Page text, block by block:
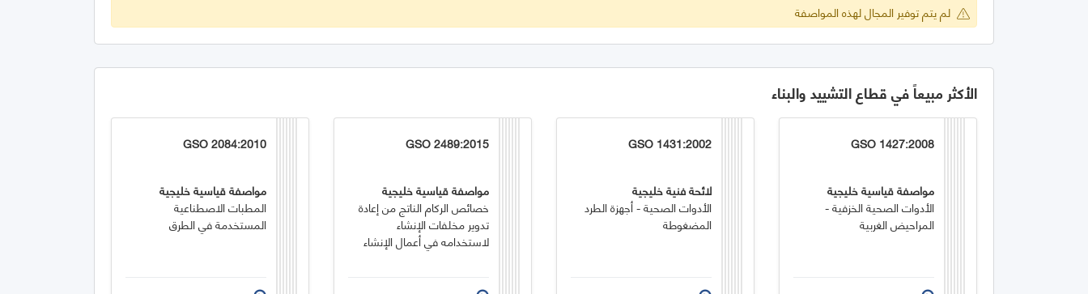
لم يتم توفير المجال لهذه المواصفة
الأكثر مبيعاً في قطاع التشييد والبناء
GSO 1427:2008
مواصفة قياسية خليجية
الأدوات الصحية الخزفية -
المراحيض الغربية
GSO 1431:2002
لائحة فنية خليجية
الأدوات الصحية - أجهزة الطرد
المضغوطة
GSO 2489:2015
مواصفة قياسية خليجية
خصائص الركام الناتج من إعادة
تدوير مخلفات الإنشاء
لاستخدامه في أعمال الإنشاء
GSO 2084:2010
مواصفة قياسية خليجية
المطبات الاصطناعية
المستخدمة في الطرق